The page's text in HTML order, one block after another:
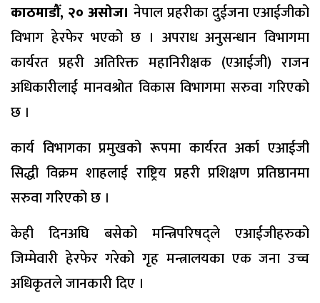
काठमाडौं, २० असोज। नेपाल प्रहरीका दुईजना एआईजीको
विभाग हेरफेर भएको छ । अपराध अनुसन्धान विभागमा
कार्यरत प्रहरी अतिरिक्त महानिरीक्षक (एआईजी) राजन
अधिकारीलाई मानवश्रोत विकास विभागमा सरुवा गरिएको
छ ।
कार्य विभागका प्रमुखको रूपमा कार्यरत अर्का एआईजी
सिद्धी विक्रम शाहलाई राष्ट्रिय प्रहरी प्रशिक्षण प्रतिष्ठानमा
सरुवा गरिएको छ ।
केही दिनअघि बसेको मन्त्रिपरिषद्ले एआईजीहरुको
जिम्मेवारी हेरफेर गरेको गृह मन्त्रालयका एक जना उच्च
अधिकृतले जानकारी दिए ।